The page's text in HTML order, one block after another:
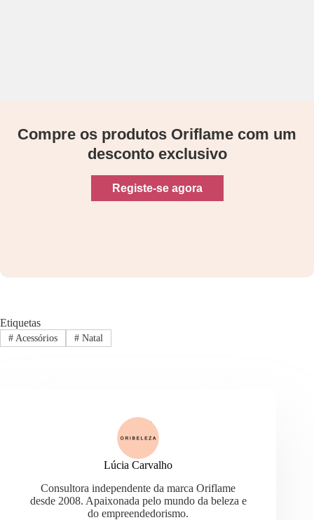
Compre os produtos Oriflame com um
desconto exclusivo
Registe-se agora
Etiquetas
#Acessórios #Natal
Lúcia Carvalho
Consultora independente da marca Oriflame
desde 2008. Apaixonada pelo mundo da beleza e
do empreendedorismo.